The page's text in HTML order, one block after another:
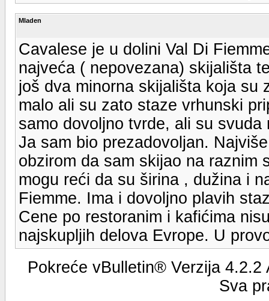
Mladen
Cavalese je u dolini Val Di
najveća ( nepovezana) skijališta
još dva minorna skijališta koja su
malo ali su zato staze vrhunski
samo dovoljno tvrde, ali su
Ja sam bio prezadovoljan.
obzirom da sam skijao na raznim
mogu reći da su širina , dužina i
Fiemme. Ima i dovoljno plavih
Cene po restoranim i kafićima
najskupljih delova Evrope. U
Pokreće vBulletin® Verzija
Sva